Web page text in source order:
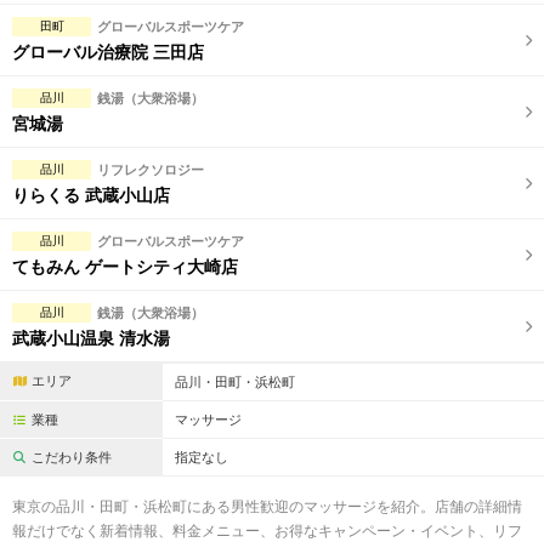
2名様歓迎
完全個室
ペアルームあり
フットバスあり
日本人スタッフのみ
スタッフ指名可
こだわり条件を変更
田町 グローバルスポーツケア
グローバル治療院 三田店
品川 銭湯（大衆浴場）
宮城湯
品川 リフレクソロジー
りらくる 武蔵小山店
品川 グローバルスポーツケア
てもみん ゲートシティ大崎店
品川 銭湯（大衆浴場）
武蔵小山温泉 清水湯
エリア 品川・田町・浜松町
業種 マッサージ
こだわり条件 指定なし
東京の品川・田町・浜松町にある男性歓迎のマッサージを紹介。店舗の詳細情
報だけでなく新着情報、料金メニュー、お得なキャンペーン・イベント、リフ